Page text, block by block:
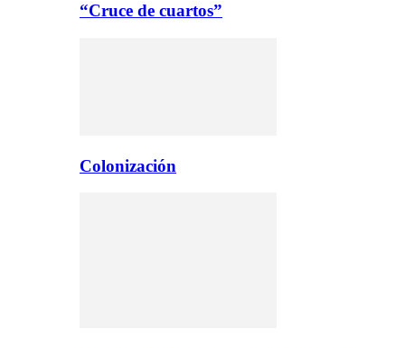
“Cruce de cuartos”
Colonización